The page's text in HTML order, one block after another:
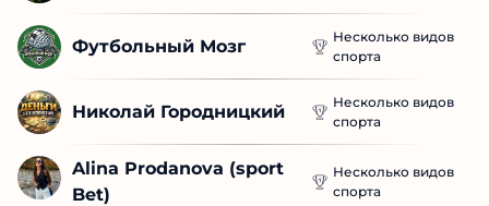
Футбольный Мозг
Несколько видов
спорта
Николай Городницкий
Несколько видов
спорта
Alina Prodanova (sport
Bet)
Несколько видов
спорта